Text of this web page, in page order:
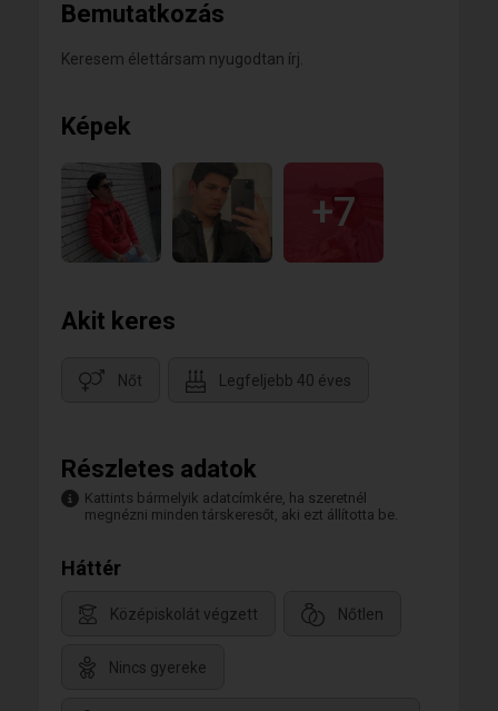
Bemutatkozás
Keresem élettársam nyugodtan írj.
Képek
+7
Akit keres
Nőt Legfeljebb 40 éves
Részletes adatok
Kattints bármelyik adatcímkére, ha szeretnél
megnézni minden társkeresőt, aki ezt állította be.
Háttér
Középiskolát végzett Nőtlen
Nincs gyereke